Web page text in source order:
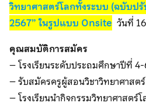
วิทยาศาสตร์โลกทั้งระบบ (ฉบับป
2567” ในรูปแบบ Onsite วันที่
คุณสมบัติการสมัคร
– โรงเรียนระดับประถมศึกษาปีที่
– รับสมัครครูผู้สอนวิชาวิทยาศาสตร์
– โรงเรียนนำกิจกรรมวิทยาศาสตร์